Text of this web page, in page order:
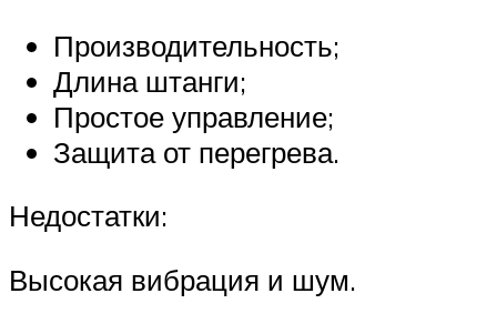
Производительность;
Длина штанги;
Простое управление;
Защита от перегрева.
Недостатки:
Высокая вибрация и шум.